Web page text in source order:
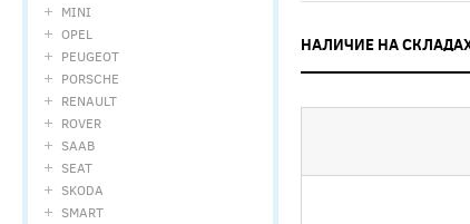
MINI
OPEL
PEUGEOT
PORSCHE
RENAULT
ROVER
SAAB
SEAT
SKODA
SMART
НАЛИЧИЕ НА